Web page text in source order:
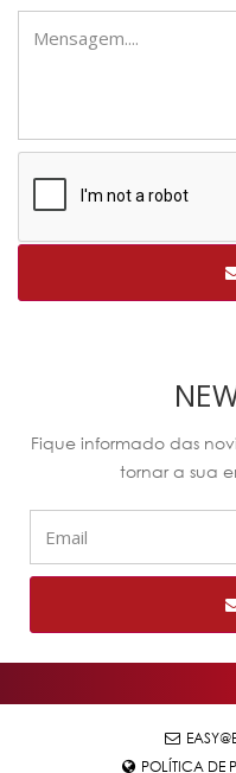
Fique informado das
tornar a sua
POLÍTICA DE